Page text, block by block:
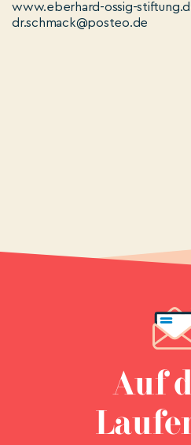
www.eberhard-ossig-
dr.schmack@posteo.de
Auf